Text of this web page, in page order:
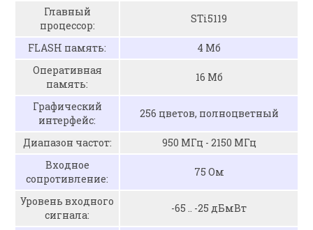
Главный
процессор:
STi5119
FLASH память:
4 Mб
Оперативная
память:
16 Мб
Графический
интерфейс:
256 цветов, полноцветный
Диапазон частот:
950 MГц - 2150 MГц
Входное
сопротивление:
75 Ом
Уровень входного
сигнала:
-65 .. -25 дБмВт